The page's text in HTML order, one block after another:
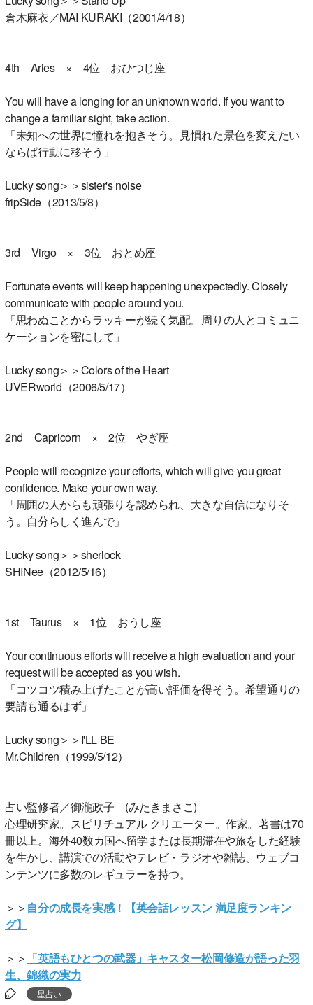
倉木麻衣／MAI KURAKI（2001/4/18）
4th Aries × 4位 おひつじ座
You will have a longing for an unknown world. If you want to
change a familiar sight, take action.
「未知への世界に憧れを抱きそう。見慣れた景色を変えたい
ならば行動に移そう」
Lucky song＞＞sister's noise
fripSide（2013/5/8）
3rd Virgo × 3位 おとめ座
Fortunate events will keep happening unexpectedly. Closely
communicate with people around you.
「思わぬことからラッキーが続く気配。周りの人とコミュニ
ケーションを密にして」
Lucky song＞＞Colors of the Heart
UVERworld（2006/5/17）
2nd Capricorn × 2位 やぎ座
People will recognize your efforts, which will give you great
confidence. Make your own way.
「周囲の人からも頑張りを認められ、大きな自信になりそ
う。自分らしく進んで」
Lucky song＞＞sherlock
SHINee（2012/5/16）
1st Taurus × 1位 おうし座
Your continuous efforts will receive a high evaluation and your
request will be accepted as you wish.
「コツコツ積み上げたことが高い評価を得そう。希望通りの
要請も通るはず」
Lucky song＞＞I'LL BE
Mr.Children（1999/5/12）
占い監修者／御瀧政子 (みたきまさこ)
心理研究家。スピリチュアル クリエーター。作家。著書は70
冊以上。海外40数カ国へ留学または長期滞在や旅をした経験
を生かし、講演での活動やテレビ・ラジオや雑誌、ウェブコ
ンテンツに多数のレギュラーを持つ。
＞＞ 自分の成長を実感！【英会話レッスン 満足度ランキン
グ】
＞＞ 「英語もひとつの武器」キャスター松岡修造が語った羽
生、錦織の実力
星占い